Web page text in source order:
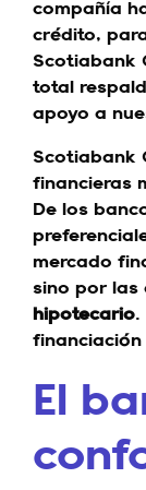
compañía
crédito,
Scotiabank
total
apoyo a
Scotiabank
financieras
De los
mercado
sino por las
hipotecario.
financiación
El